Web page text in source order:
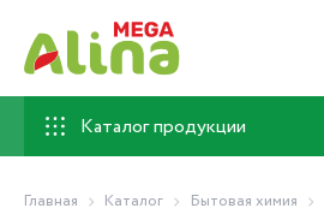
Каталог продукции
Главная Каталог Бытовая химия